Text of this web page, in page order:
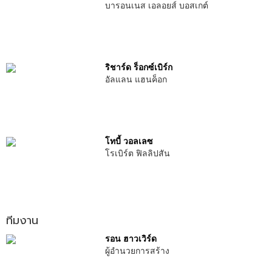
บารอนเนส เอลอยส์ บอสเกต์
ริชาร์ด ร็อกซ์เบิร์ก
อัลแลน แฮนค็อก
โทบี้ วอลเลซ
โรเบิร์ต ฟิลลิปสัน
ทีมงาน
รอน ฮาวเวิร์ด
ผู้อำนวยการสร้าง